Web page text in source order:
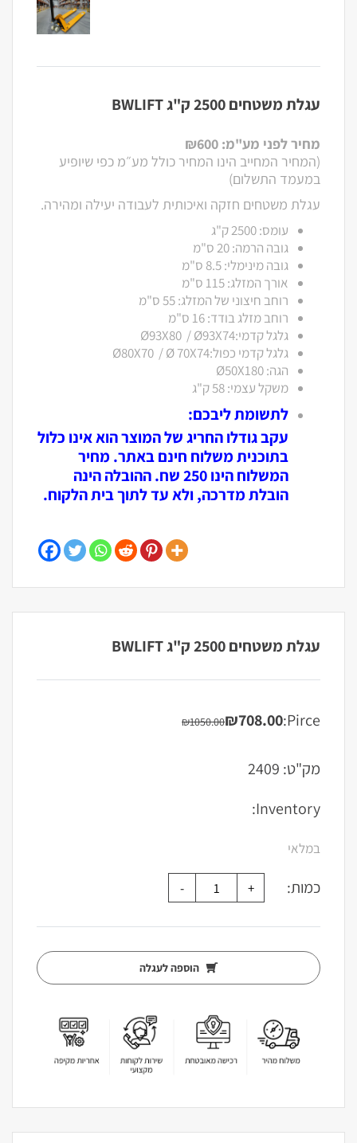
עגלת משטחים 2500 ק"ג BWLIFT
מחיר לפני מע"מ: ₪600
(המחיר המחייב הינו המחיר כולל מע״מ כפי שיופיע
במעמד התשלום)
עגלת משטחים חזקה ואיכותית לעבודה יעילה ומהירה.
עומס: 2500 ק"ג
גובה הרמה: 20 ס"מ
גובה מינימלי: 8.5 ס"מ
אורך המזלג: 115 ס"מ
רוחב חיצוני של המזלג: 55 ס"מ
רוחב מזלג בודד: 16 ס"מ
גלגל קדמי:Ø93X80 / Ø93X74
גלגל קדמי כפול:Ø80X70 / Ø 70X74
הגה: Ø50X180
משקל עצמי: 58 ק"ג
לתשומת ליבכם:
עקב גודלו החריג של המוצר הוא אינו כלול
בתוכנית משלוח חינם באתר. מחיר
המשלוח הינו 250 שח. ההובלה הינה
הובלת מדרכה, ולא עד לתוך בית הלקוח.
עגלת משטחים 2500 ק"ג BWLIFT
Pirce:
₪1050.00
המחיר
היה:
₪1050.00.
₪708.00
המחיר
הוא:
₪708.00.
מק"ט: 2409
Inventory:
במלאי
כמות:
הוספה לעגלה